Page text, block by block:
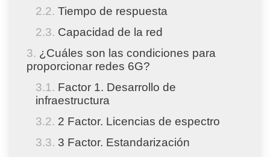
Tiempo de respuesta
Capacidad de la red
¿Cuáles son las condiciones para
proporcionar redes 6G?
Factor 1. Desarrollo de
infraestructura
2 Factor. Licencias de espectro
3 Factor. Estandarización